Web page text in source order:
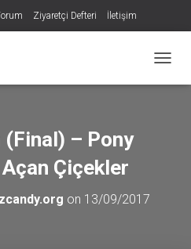
Ziyaretçi Defteri İletişim
(Final) – Pony
Çiçekler
on 13/09/2017